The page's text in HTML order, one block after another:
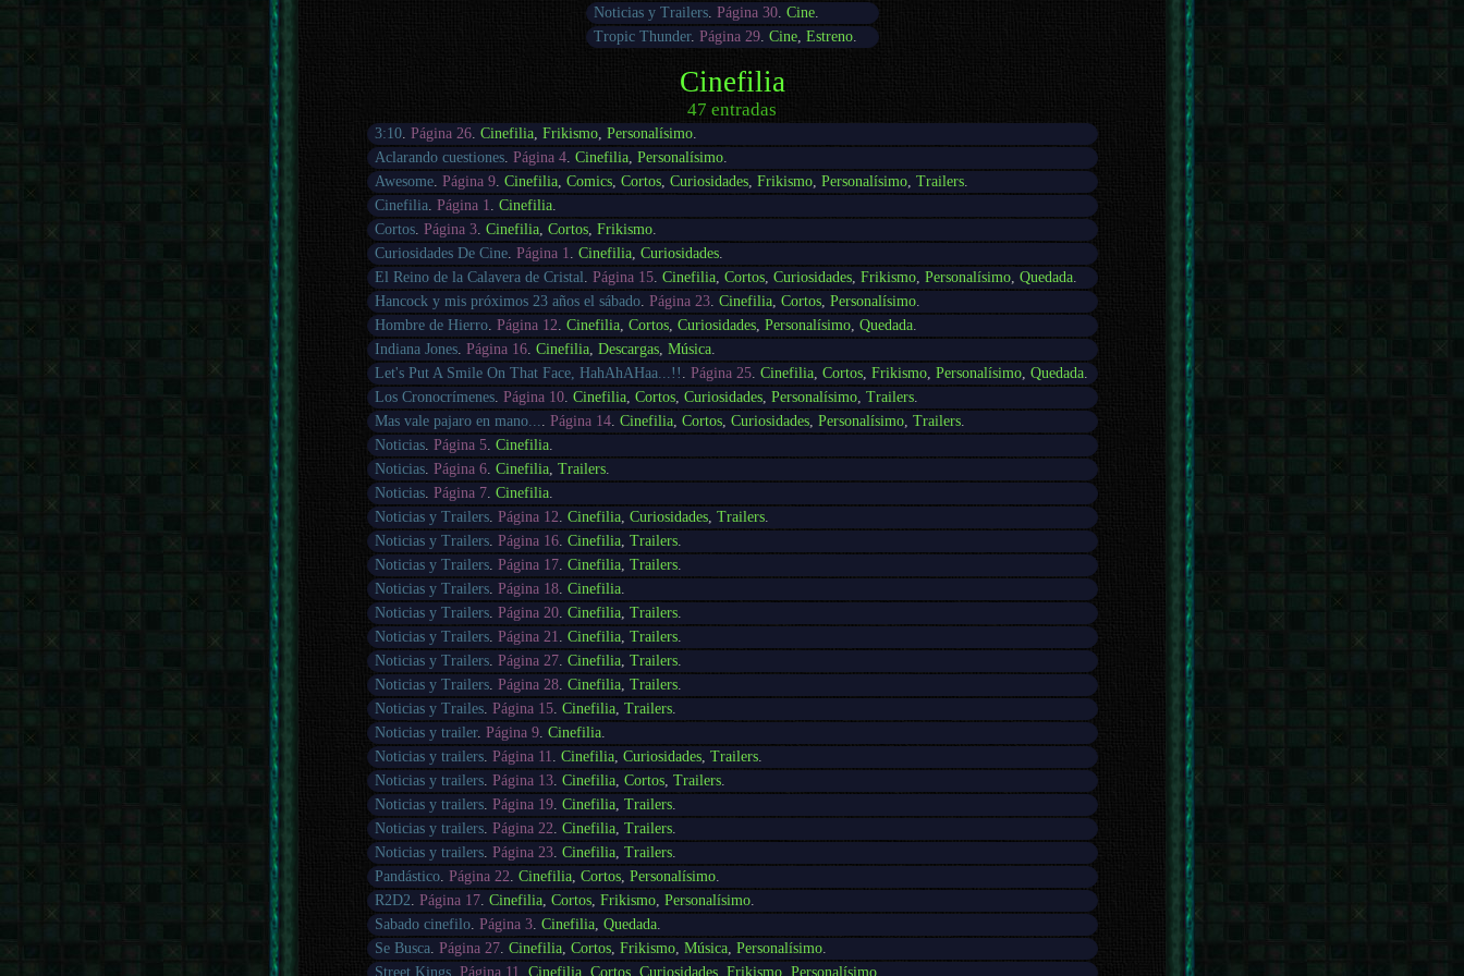
Noticias y Trailers.Página 30.Cine.
Tropic Thunder.Página 29.Cine,Estreno.
Cinefilia
47 entradas
3:10 .Página 26 .Cinefilia ,Frikismo ,Personalísimo
Aclarando cuestiones .Página 4 .Cinefilia ,Personalísimo
Awesome .Página 9 .Cinefilia ,Comics ,Cortos ,Curiosidades ,Frikismo ,Personalísimo ,Trailers
Cinefilia .Página 1 .Cinefilia
Cortos .Página 3 .Cinefilia ,Cortos ,Frikismo
Curiosidades De Cine .Página 1 .Cinefilia ,Curiosidades
El Reino de la Calavera de Cristal
.Página 15 .Cinefilia ,Cortos ,Curiosidades ,Frikismo ,Personalísimo ,Quedada
Hancock y mis próximos 23 años el sábado .Página 23 .Cinefilia ,Cortos ,Personalísimo
Hombre de Hierro .Página 12 .Cinefilia ,Cortos ,Curiosidades ,Personalísimo ,Quedada
Indiana Jones .Página 16 .Cinefilia ,Descargas ,Música
Let's Put A Smile On That Face, HahAhAHaa...!!
.Página 25 .Cinefilia ,Cortos ,Frikismo ,Personalísimo ,Quedada
Los Cronocrímenes .Página 10 .Cinefilia ,Cortos ,Curiosidades ,Personalísimo ,Trailers
Mas vale pajaro en mano...
.Página 14 .Cinefilia ,Cortos ,Curiosidades ,Personalísimo ,Trailers
Noticias .Página 5 .Cinefilia
Noticias .Página 6 .Cinefilia ,Trailers
Noticias .Página 7 .Cinefilia
Noticias y Trailers .Página 12 .Cinefilia ,Curiosidades ,Trailers
Noticias y Trailers .Página 16 .Cinefilia ,Trailers
Noticias y Trailers .Página 17 .Cinefilia ,Trailers
Noticias y Trailers .Página 18 .Cinefilia
Noticias y Trailers .Página 20 .Cinefilia ,Trailers
Noticias y Trailers .Página 21 .Cinefilia ,Trailers
Noticias y Trailers .Página 27 .Cinefilia ,Trailers
Noticias y Trailers .Página 28 .Cinefilia ,Trailers
Noticias y Trailes .Página 15 .Cinefilia ,Trailers
Noticias y trailer.Página 9 .Cinefilia
Noticias y trailers .Página 11 .Cinefilia ,Curiosidades ,Trailers
Noticias y trailers .Página 13 .Cinefilia ,Cortos ,Trailers
Noticias y trailers .Página 19 .Cinefilia ,Trailers
Noticias y trailers .Página 22 .Cinefilia ,Trailers
Noticias y trailers .Página 23 .Cinefilia ,Trailers
Pandástico .Página 22 .Cinefilia ,Cortos ,Personalísimo
R2D2 .Página 17 .Cinefilia ,Cortos ,Frikismo ,Personalísimo
Sabado cinefilo .Página 3 .Cinefilia ,Quedada
Se Busca .Página 27 .Cinefilia ,Cortos ,Frikismo ,Música ,Personalísimo
Street Kings .Página 11 .Cinefilia ,Cortos ,Curiosidades ,Frikismo ,Personalísimo